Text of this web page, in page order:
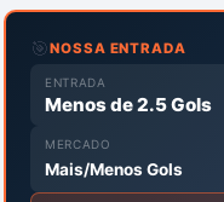
🎯NOSSA ENTRADA
ENTRADA
Menos de 2.5 Gols
MERCADO
Mais/Menos Gols